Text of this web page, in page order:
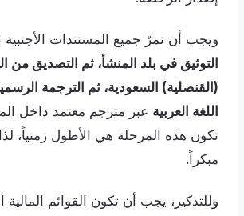
ويجب أن تمرّ جميع المستندات الأجنبية
التوثيق في بلد المنشأ، ثم التصديق من
(القنصلية) السعودية، ثم الترجمة
اللغة العربية عبر مترجم معتمد داخل
تكون هذه المرحلة هي الأطول زمنياً، لذا
مبكراً.
وللتذكير، يجب أن تكون القوائم المالية